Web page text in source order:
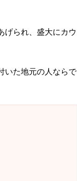
げられ、盛大にカウ
いた地元の人ならで